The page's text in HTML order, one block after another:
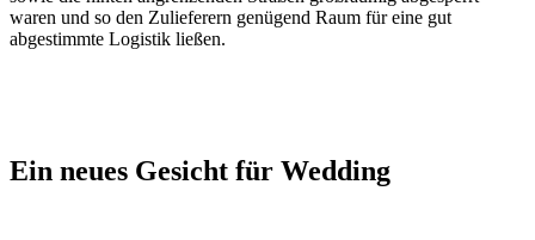
waren und so den Zulieferern genügend Raum für eine gut
abgestimmte Logistik ließen.
Ein neues Gesicht für Wedding